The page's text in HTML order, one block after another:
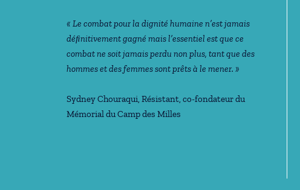
« Le combat pour la dignité humaine n’est jamais
déﬁnitivement gagné mais l’essentiel est que ce
combat ne soit jamais perdu non plus, tant que des
hommes et des femmes sont prêts à le mener. »
Sydney Chouraqui, Résistant, co-fondateur du
Mémorial du Camp des Milles